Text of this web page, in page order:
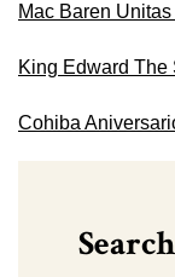
Mac Baren
King Edward
Cohiba
Search